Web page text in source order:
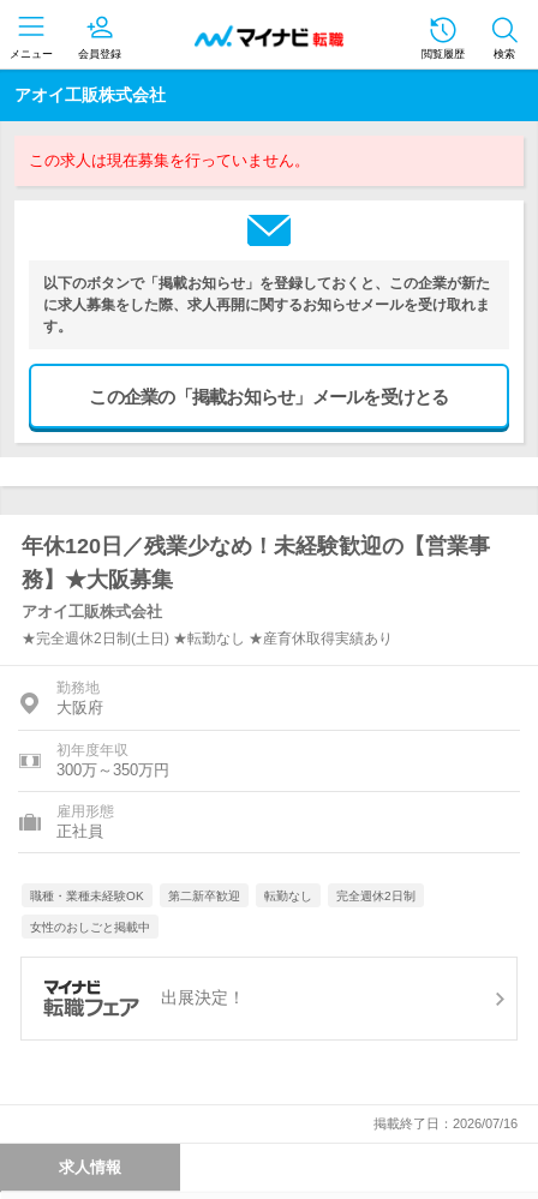
メニュー 会員登録 閲覧履歴 検索
アオイ工販株式会社
この求人は現在募集を行っていません。
以下のボタンで「掲載お知らせ」を登録しておくと、この企業が新た
に求人募集をした際、求人再開に関するお知らせメールを受け取れま
す。
この企業の「掲載お知らせ」メールを受けとる
年休120日／残業少なめ！未経験歓迎の【営業事
務】★大阪募集
アオイ工販株式会社
★完全週休2日制(土日) ★転勤なし ★産育休取得実績あり
勤務地
大阪府
初年度年収
300万～350万円
雇用形態
正社員
職種・業種未経験OK 第二新卒歓迎 転勤なし 完全週休2日制
女性のおしごと掲載中
出展決定！
掲載終了日：2026/07/16
求人情報